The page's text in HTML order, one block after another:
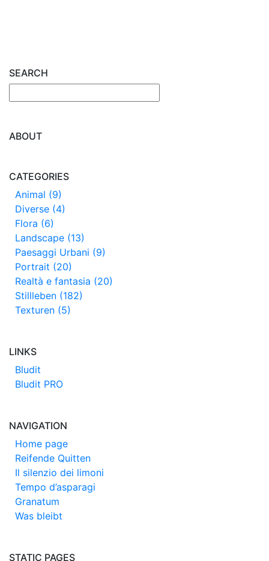
SEARCH
ABOUT
CATEGORIES
Animal (9)
Diverse (4)
Flora (6)
Landscape (13)
Paesaggi Urbani (9)
Portrait (20)
Realtà e fantasia (20)
Stillleben (182)
Texturen (5)
LINKS
Bludit
Bludit PRO
NAVIGATION
Home page
Reifende Quitten
Il silenzio dei limoni
Tempo d’asparagi
Granatum
Was bleibt
STATIC PAGES